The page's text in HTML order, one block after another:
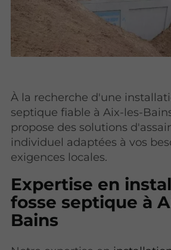
À la recherche d'une
septique fiable à Aix-les-
propose des solutions
individuel adaptées à vos
exigences locales.
Expertise en
fosse septique à
Bains